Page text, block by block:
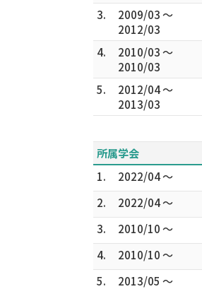
3.
2009/03 ～
2012/03
4.
2010/03 ～
2010/03
5.
2012/04 ～
2013/03
所属学会
1.
2022/04 ～
2.
2022/04 ～
3.
2010/10 ～
4.
2010/10 ～
5.
2013/05 ～